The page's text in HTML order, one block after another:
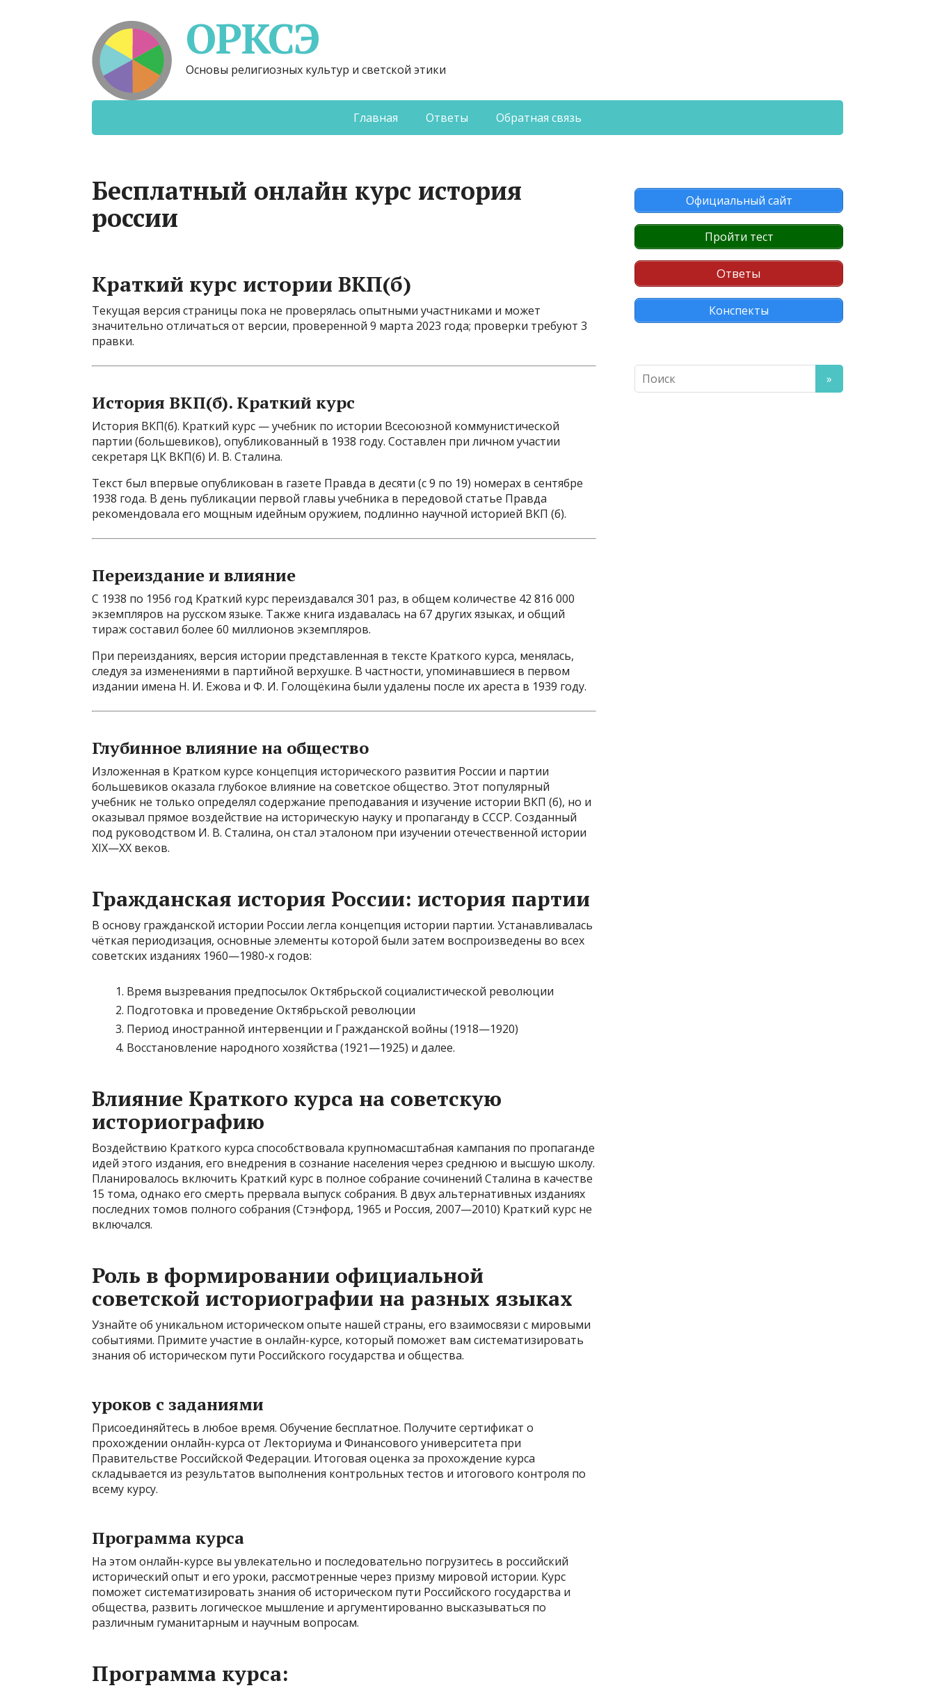
ОРКСЭ
Основы религиозных культур и светской этики
Главная Ответы Обратная связь
Бесплатный онлайн курс история
россии
Краткий курс истории ВКП(б)
Текущая версия страницы пока не проверялась опытными участниками и может
значительно отличаться от версии, проверенной 9 марта 2023 года; проверки требуют 3
правки.
История ВКП(б). Краткий курс
История ВКП(б). Краткий курс — учебник по истории Всесоюзной коммунистической
партии (большевиков), опубликованный в 1938 году. Составлен при личном участии
секретаря ЦК ВКП(б) И. В. Сталина.
Текст был впервые опубликован в газете Правда в десяти (с 9 по 19) номерах в сентябре
1938 года. В день публикации первой главы учебника в передовой статье Правда
рекомендовала его мощным идейным оружием, подлинно научной историей ВКП (б).
Переиздание и влияние
С 1938 по 1956 год Краткий курс переиздавался 301 раз, в общем количестве 42 816 000
экземпляров на русском языке. Также книга издавалась на 67 других языках, и общий
тираж составил более 60 миллионов экземпляров.
При переизданиях, версия истории представленная в тексте Краткого курса, менялась,
следуя за изменениями в партийной верхушке. В частности, упоминавшиеся в первом
издании имена Н. И. Ежова и Ф. И. Голощёкина были удалены после их ареста в 1939 году.
Глубинное влияние на общество
Изложенная в Кратком курсе концепция исторического развития России и партии
большевиков оказала глубокое влияние на советское общество. Этот популярный
учебник не только определял содержание преподавания и изучение истории ВКП (б), но и
оказывал прямое воздействие на историческую науку и пропаганду в СССР. Созданный
под руководством И. В. Сталина, он стал эталоном при изучении отечественной истории
XIX—XX веков.
Гражданская история России: история партии
В основу гражданской истории России легла концепция истории партии. Устанавливалась
чёткая периодизация, основные элементы которой были затем воспроизведены во всех
советских изданиях 1960—1980-х годов:
Время вызревания предпосылок Октябрьской социалистической революции
Подготовка и проведение Октябрьской революции
Период иностранной интервенции и Гражданской войны (1918—1920)
Восстановление народного хозяйства (1921—1925) и далее.
Влияние Краткого курса на советскую
историографию
Воздействию Краткого курса способствовала крупномасштабная кампания по пропаганде
идей этого издания, его внедрения в сознание населения через среднюю и высшую школу.
Планировалось включить Краткий курс в полное собрание сочинений Сталина в качестве
15 тома, однако его смерть прервала выпуск собрания. В двух альтернативных изданиях
последних томов полного собрания (Стэнфорд, 1965 и Россия, 2007—2010) Краткий курс не
включался.
Роль в формировании официальной
советской историографии на разных языках
Узнайте об уникальном историческом опыте нашей страны, его взаимосвязи с мировыми
событиями. Примите участие в онлайн-курсе, который поможет вам систематизировать
знания об историческом пути Российского государства и общества.
уроков с заданиями
Присоединяйтесь в любое время. Обучение бесплатное. Получите сертификат о
прохождении онлайн-курса от Лекториума и Финансового университета при
Правительстве Российской Федерации. Итоговая оценка за прохождение курса
складывается из результатов выполнения контрольных тестов и итогового контроля по
всему курсу.
Программа курса
На этом онлайн-курсе вы увлекательно и последовательно погрузитесь в российский
исторический опыт и его уроки, рассмотренные через призму мировой истории. Курс
поможет систематизировать знания об историческом пути Российского государства и
общества, развить логическое мышление и аргументированно высказываться по
различным гуманитарным и научным вопросам.
Программа курса:
Официальный сайт
Пройти тест
Ответы
Конспекты